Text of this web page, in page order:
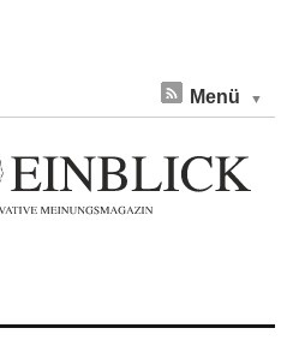
Menü